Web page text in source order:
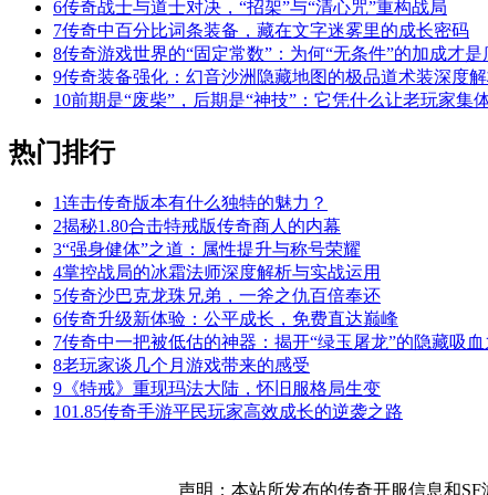
6传奇战士与道士对决，“招架”与“清心咒”重构战局
7传奇中百分比词条装备，藏在文字迷雾里的成长密码
8传奇游戏世界的“固定常数”：为何“无条件”的加成才
9传奇装备强化：幻音沙洲隐藏地图的极品道术装深度
10前期是“废柴”，后期是“神技”：它凭什么让老玩家集
热门排行
1连击传奇版本有什么独特的魅力？
2揭秘1.80合击特戒版传奇商人的内幕
3“强身健体”之道：属性提升与称号荣耀
4掌控战局的冰霜法师深度解析与实战运用
5传奇沙巴克龙珠兄弟，一斧之仇百倍奉还
6传奇升级新体验：公平成长，免费直达巅峰
7传奇中一把被低估的神器：揭开“绿玉屠龙”的隐藏吸
8老玩家谈几个月游戏带来的感受
9 《特戒》重现玛法大陆，怀旧服格局生变
101.85传奇手游平民玩家高效成长的逆袭之路
声明：本站所发布的传奇开服信息和